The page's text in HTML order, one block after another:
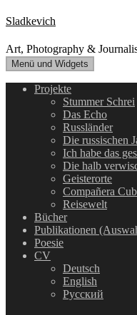
Zum
Inhalt
springen
Sladkevich
Art, Photography &
Menü und Widgets
Projekte
Stummer Schrei
Das Echo
Russländer
Die russischen
Ich habe das
Die halb
Geisterorte
Compañera
Reisewelt
Bücher
Publikationen
Poesie
CV
Deutsch
English
Русский